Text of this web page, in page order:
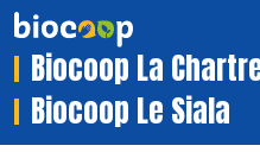
Biocoop La
Biocoop Le Siala